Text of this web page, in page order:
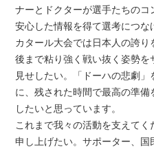
ナーとドクターが選手たちのコ
安心した情報を得て選考につな
カタール大会では日本人の誇
後まで粘り強く戦い抜く姿勢
見せしたい。「ドーハの悲劇
に、残された時間で最高の準
したいと思っています。
これまで我々の活動を支えて
申し上げたい。サポーター、